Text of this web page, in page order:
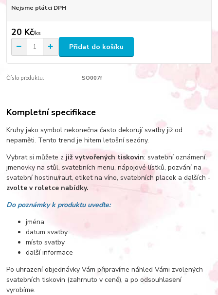
Nejsme plátci DPH
20 Kč/ks
Přidat do košíku
Číslo produktu: SO007f
Kompletní specifikace
Kruhy jako symbol nekonečna často dekorují svatby již od
nepaměti. Tento trend je hitem letošní sezóny.
Vybrat si můžete z již vytvořených tiskovin: svatební oznámení,
jmenovky na stůl, svatebních menu, nápojové lístků, pozvání na
svatební hostinu/raut, etiket na víno, svatebních placek a dalších -
zvolte v roletce nabídky.
Do poznámky k produktu uveďte:
jména
datum svatby
místo svatby
další informace
Po uhrazení objednávky Vám připravíme náhled Vámi zvolených
svatebních tiskovin (zahrnuto v ceně), a po odsouhlasení
vyrobíme.